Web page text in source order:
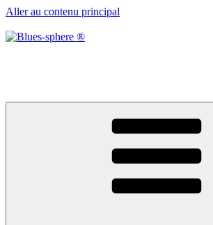
Aller au contenu principal